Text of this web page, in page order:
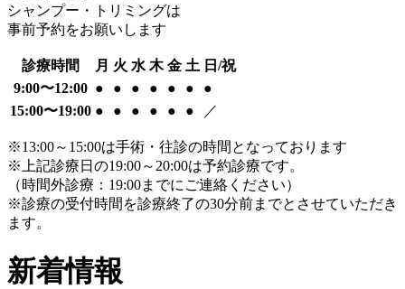
シャンプー・トリミングは
事前予約をお願いします
診療時間 月 火 水 木 金 土 日/祝
9:00〜12:00 ● ● ● ● ● ●
●
15:00〜19:00 ● ● ● ● ● ● ／
※13:00～15:00は手術・往診の時間となっております
※上記診療日の19:00～20:00は予約診療です。
（時間外診療：19:00までにご連絡ください）
※診療の受付時間を診療終了の30分前までとさせていただき
ます。
新着情報